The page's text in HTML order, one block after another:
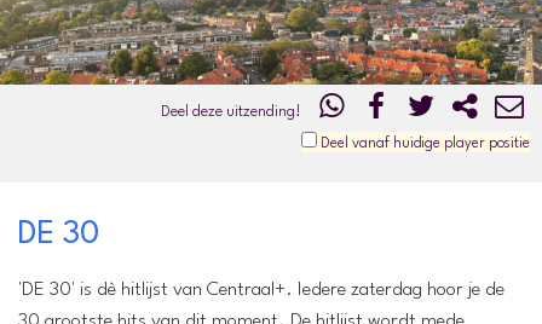
Deel deze uitzending!
Deel vanaf huidige player positie
DE 30
'DE 30' is dè hitlijst van Centraal+. Iedere zaterdag hoor je de